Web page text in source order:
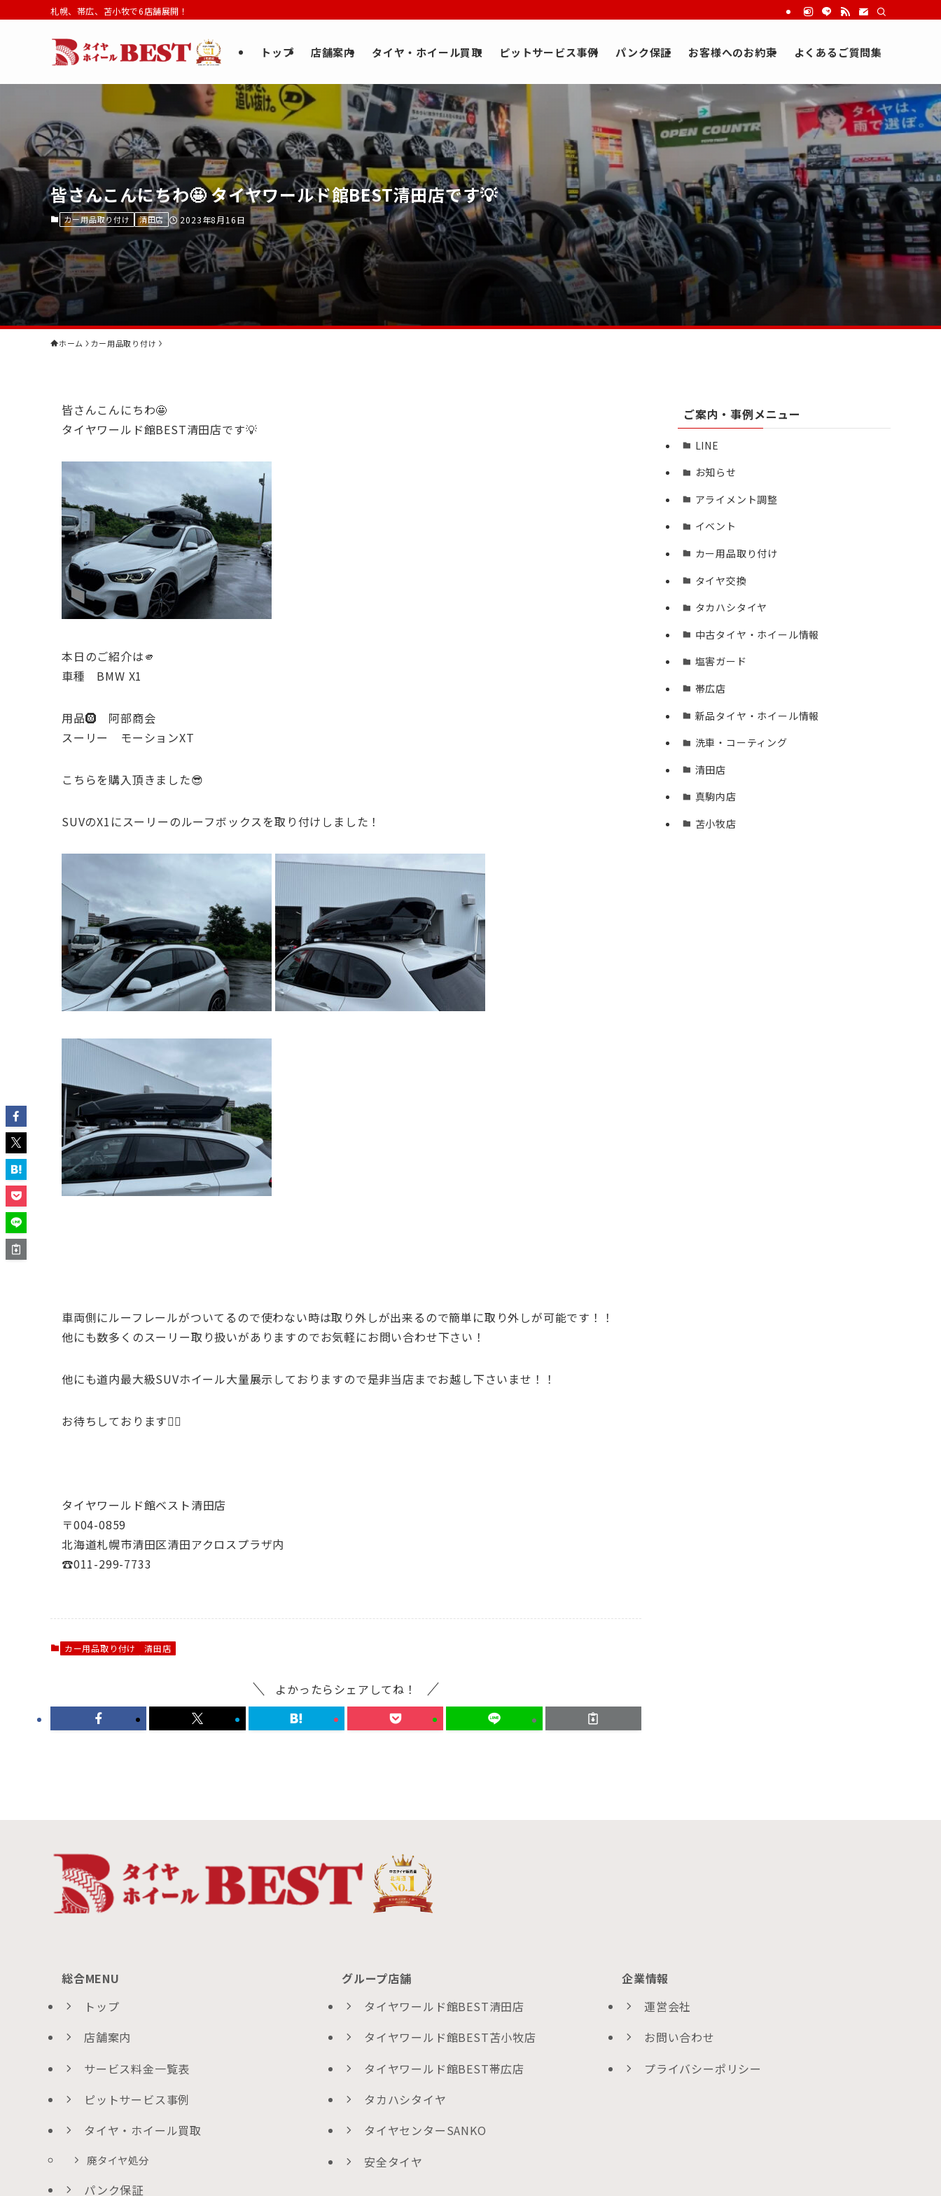
札幌、帯広、苫小牧で6店舗展開！
トップ 店舗案内 タイヤ・ホイール買取 ピットサービス事例 パンク保証 お客様へのお約束 よくあるご質問集
皆さんこんにちわ🤩 タイヤワールド館BEST清田店です💡
カー用品取り付け 清田店 2023年8月16日
ホーム カー用品取り付け
皆さんこんにちわ🤩
タイヤワールド館BEST清田店です💡
本日のご紹介は🫵
車種 BMW X1
用品🛞 阿部商会
スーリー モーションXT
こちらを購入頂きました😎
SUVのX1にスーリーのルーフボックスを取り付けしました！
車両側にルーフレールがついてるので使わない時は取り外しが出来るので簡単に取り外しが可能です！！
他にも数多くのスーリー取り扱いがありますのでお気軽にお問い合わせ下さい！
他にも道内最大級SUVホイール大量展示しておりますので是非当店までお越し下さいませ！！
お待ちしております🙇‍♂️
タイヤワールド館ベスト清田店
〒004-0859
北海道札幌市清田区清田アクロスプラザ内
☎011-299-7733
カー用品取り付け 清田店
よかったらシェアしてね！
ご案内・事例メニュー
LINE
お知らせ
アライメント調整
イベント
カー用品取り付け
タイヤ交換
タカハシタイヤ
中古タイヤ・ホイール情報
塩害ガード
帯広店
新品タイヤ・ホイール情報
洗車・コーティング
清田店
真駒内店
苫小牧店
総合MENU
トップ
店舗案内
サービス料金一覧表
ピットサービス事例
タイヤ・ホイール買取
廃タイヤ処分
パンク保証
グループ店舗
タイヤワールド館BEST清田店
タイヤワールド館BEST苫小牧店
タイヤワールド館BEST帯広店
タカハシタイヤ
タイヤセンターSANKO
安全タイヤ
企業情報
運営会社
お問い合わせ
プライバシーポリシー